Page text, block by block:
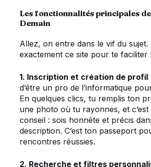
Les fonctionnalités principales
Demain
Allez, on entre dans le vif du sujet.
exactement ce site pour te faciliter
1. Inscription et création de profil
d’être un pro de l’informatique
En quelques clics, tu remplis ton
une photo où tu rayonnes, et
conseil : sois honnête et précis
description. C’est ton passeport
rencontres réussies.
2. Recherche et filtres